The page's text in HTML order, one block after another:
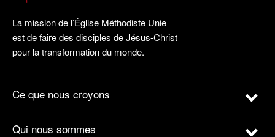
La mission de l’Église Méthodiste Unie
est de faire des disciples de Jésus-Christ
pour la transformation du monde.
Ce que nous croyons
Qui nous sommes